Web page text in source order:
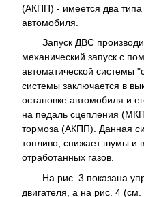
(АКПП) - имеется два типа
автомобиля.
Запуск ДВС
механический запуск с
автоматической системы
системы заключается в
остановке автомобиля и
на педаль сцепления
тормоза (АКПП). Данная
топливо, снижает шумы и
отработанных газов.
На рис. 3 показана
двигателя, а на рис. 4